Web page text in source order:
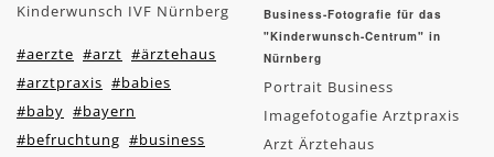
Kinderwunsch IVF Nürnberg
#aerzte #arzt #ärztehaus
#arztpraxis #babies
#baby #bayern
#befruchtung #business
Business-Fotografie für das
"Kinderwunsch-Centrum" in
Nürnberg
Portrait Business
Imagefotogafie Arztpraxis
Arzt Ärztehaus